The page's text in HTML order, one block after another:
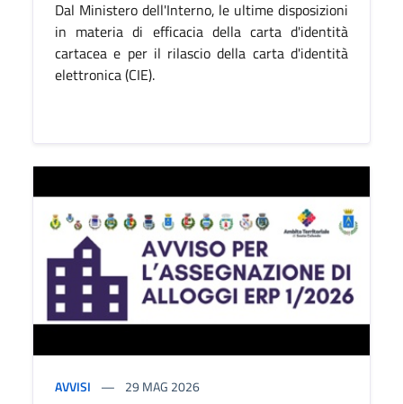
Dal Ministero dell'Interno, le ultime disposizioni
in materia di efficacia della carta d'identità
cartacea e per il rilascio della carta d'identità
elettronica (CIE).
AVVISI 29 MAG 2026